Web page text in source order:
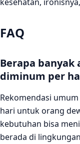
FAQ
Berapa
diminum per
Rekomendasi
hari untuk orang
kebutuhan bisa
berada di